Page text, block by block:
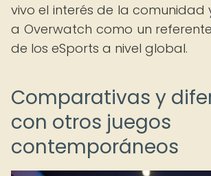
vivo el interés de la comunidad
a Overwatch como un
de los eSports a nivel global.
Comparativas y
con otros juegos
contemporáneos